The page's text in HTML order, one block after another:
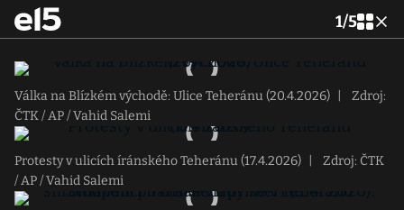
1/5
Válka na Blízkém východě: Ulice Teheránu (20.4.2026)
Zdroj:
ČTK / AP / Vahid Salemi
Protesty v ulicích íránského Teheránu (17.4.2026)
Zdroj: ČTK
/ AP / Vahid Salemi